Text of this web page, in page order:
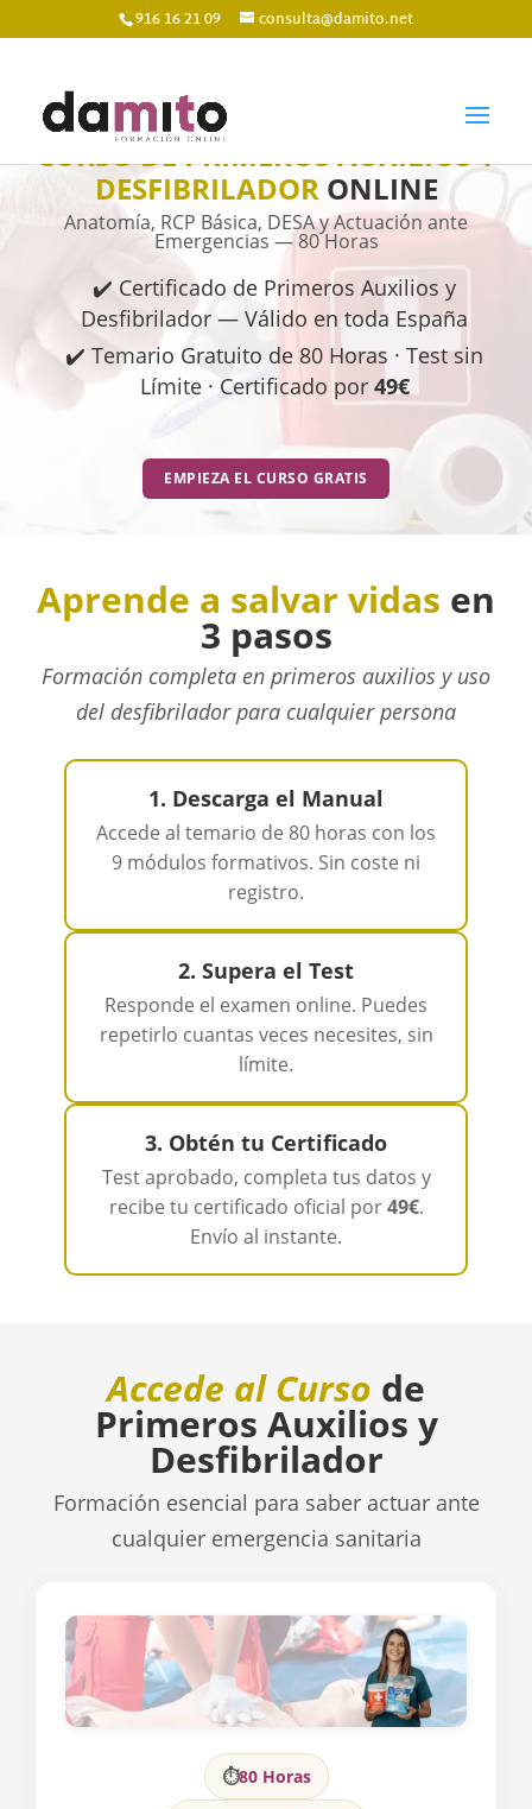
916 16 21 09 consulta@damito.net
CURSO DE PRIMEROS AUXILIOS Y
DESFIBRILADORONLINE
Anatomía, RCP Básica, DESA y Actuación ante
Emergencias — 80 Horas
✔️ Certificado de Primeros Auxilios y
Desfibrilador — Válido en toda España
✔️ Temario Gratuito de 80 Horas · Test sin
Límite · Certificado por 49€
EMPIEZA EL CURSO GRATIS
Aprende a salvar vidas en
3 pasos
Formación completa en primeros auxilios y uso
del desfibrilador para cualquier persona
1. Descarga el Manual
Accede al temario de 80 horas con los
9 módulos formativos. Sin coste ni
registro.
2. Supera el Test
Responde el examen online. Puedes
repetirlo cuantas veces necesites, sin
límite.
3. Obtén tu Certificado
Test aprobado, completa tus datos y
recibe tu certificado oficial por49€.
Envío al instante.
Accede al Curso de
Primeros Auxilios y
Desfibrilador
Formación esencial para saber actuar ante
cualquier emergencia sanitaria
⏱80 Horas